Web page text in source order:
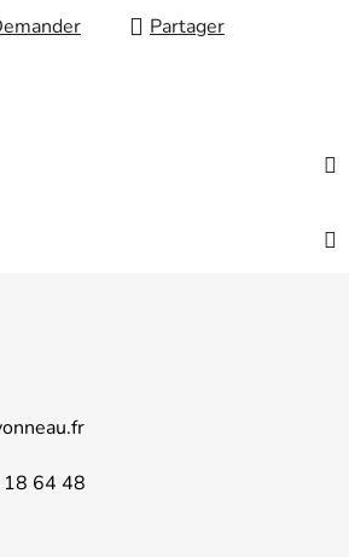
Partager
64 48